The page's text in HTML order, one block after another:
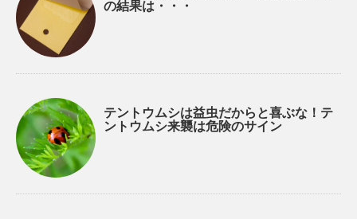
の結果は・・・
テントウムシは益虫だからと喜ぶな！テ
ントウムシ来襲は危険のサイン